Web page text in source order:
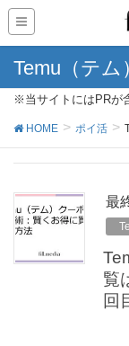
Temu（テム
※当サイトにはPRが
HOME ポイ活
最
覧
回